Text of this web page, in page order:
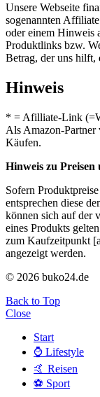
Unsere Webseite
sogenannten
oder einem Hinweis
Produktlinks bzw.
Betrag, der uns hilft,
Hinweis
* = Afilliate-Link
Als Amazon-Partner
Käufen.
Hinweis zu
Sofern
entsprechen diese
können sich auf der
eines Produkts
zum Kaufzeitpunkt
angezeigt werden.
© 2026 buko24.de
Back to Top
Close
Start
⌚️ Lifestyle
🤙 Reisen
⚽️ Sport